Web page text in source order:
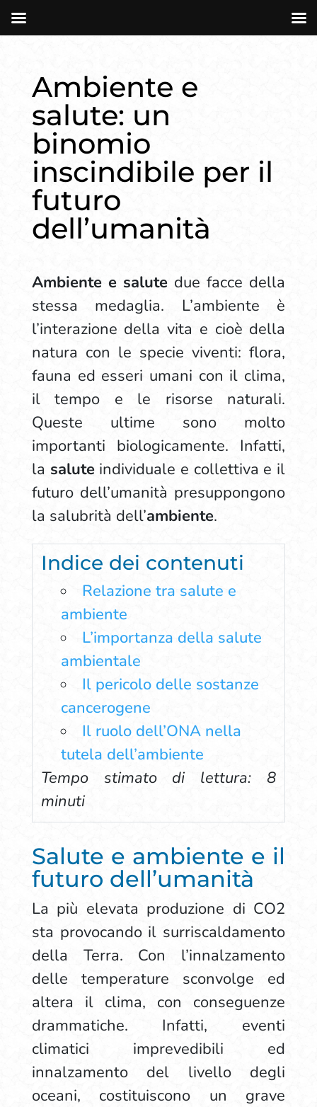
Ambiente e
salute: un
binomio
inscindibile per il
futuro
dell’umanità
Ambiente e salutedue facce della
stessa medaglia. L’ambiente è
l’interazione della vita e cioè della
natura con le specie viventi: flora,
fauna ed esseri umani con il clima,
il tempo e le risorse naturali.
Queste ultime sono molto
importanti biologicamente. Infatti,
la saluteindividuale e collettiva e il
futuro dell’umanità presuppongono
la salubrità dell’ambiente.
Indice dei contenuti
Relazione tra salute e
ambiente
L’importanza della salute
ambientale
Il pericolo delle sostanze
cancerogene
Il ruolo dell’ONA nella
tutela dell’ambiente
Tempo stimato di lettura: 8
minuti
Salute e ambiente e il
futuro dell’umanità
La più elevata produzione di CO2
sta provocando il surriscaldamento
della Terra. Con l’innalzamento
delle temperature sconvolge ed
altera il clima, con conseguenze
drammatiche. Infatti, eventi
climatici imprevedibili ed
innalzamento del livello degli
oceani, costituiscono un grave